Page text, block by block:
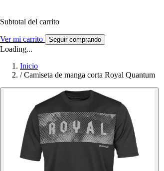
Subtotal del carrito
Ver mi carrito Seguir comprando
Loading...
Inicio
/ Camiseta de manga corta Royal Quantum